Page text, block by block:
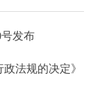
号发布
法规的决定》